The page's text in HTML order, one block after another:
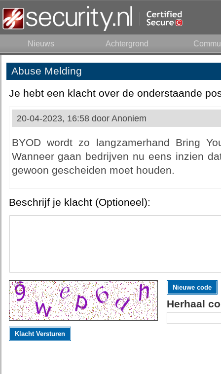
Nieuws Achtergrond
Abuse Melding
Je hebt een klacht over de onderstaande
20-04-2023, 16:58 door Anoniem
BYOD wordt zo langzamerhand Bring
Wanneer gaan bedrijven nu eens inzien
gewoon gescheiden moet houden.
Beschrijf je klacht (Optioneel):
Nieuwe code
Herhaal
Klacht Versturen